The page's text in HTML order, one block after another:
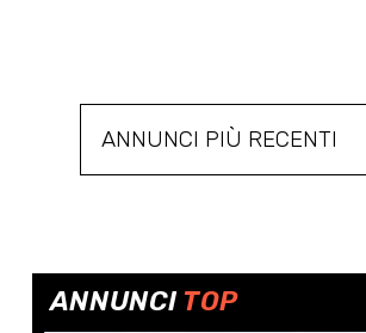
ANNUNCI PIÙ RECENTI
ANNUNCI TOP